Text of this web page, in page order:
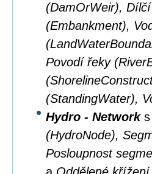
(DamOrWeir),
(Embankment),
Povodí řeky
(StandingWater),
Hydro - Networks
(HydroNode),
Posloupnost